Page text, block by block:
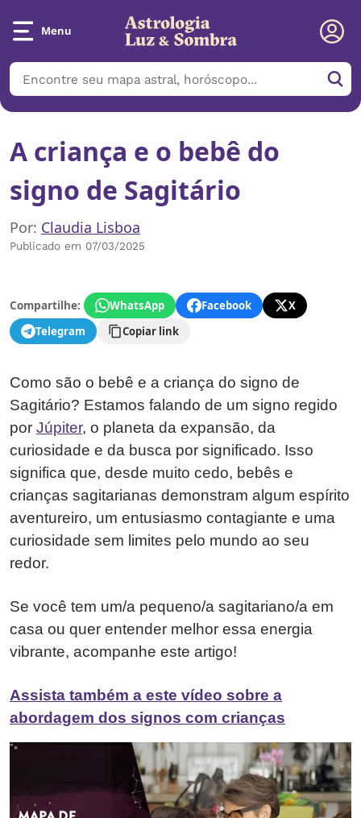
Menu
A criança e o bebê do
signo de Sagitário
Por: Claudia Lisboa
Publicado em 07/03/2025
Compartilhe: WhatsApp Facebook
X
Telegram
Copiar link
Como são o bebê e a criança do signo de
Sagitário? Estamos falando de um signo regido
por Júpiter, o planeta da expansão, da
curiosidade e da busca por significado. Isso
significa que, desde muito cedo, bebês e
crianças sagitarianas demonstram algum espírito
aventureiro, um entusiasmo contagiante e uma
curiosidade sem limites pelo mundo ao seu
redor.
Se você tem um/a pequeno/a sagitariano/a em
casa ou quer entender melhor essa energia
vibrante, acompanhe este artigo!
Assista também a este vídeo sobre a
abordagem dos signos com crianças